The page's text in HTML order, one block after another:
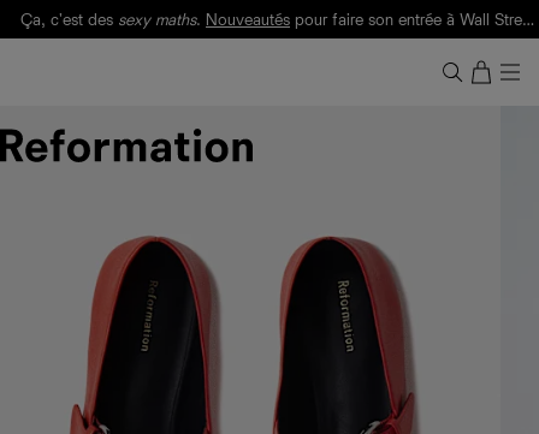
Ça, c'est des sexy maths. Nouveautés pour faire son entrée à Wall Street.